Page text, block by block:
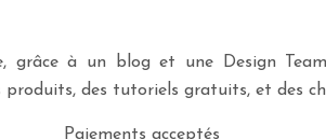
grâce à un blog et une Design
des tutoriels gratuits, et des
Paiements acceptés